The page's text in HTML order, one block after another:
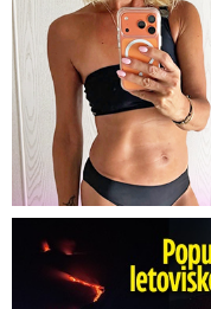
Erupce sicilské sopky